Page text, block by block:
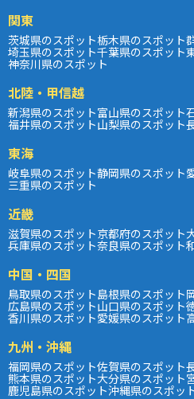
関東
茨城県のスポット栃木県のスポット
埼玉県のスポット千葉県のスポット
神奈川県のスポット
北陸・甲信越
新潟県のスポット富山県のスポット
福井県のスポット山梨県のスポット
東海
岐阜県のスポット静岡県のスポット
三重県のスポット
近畿
滋賀県のスポット京都府のスポット
兵庫県のスポット奈良県のスポット
中国・四国
鳥取県のスポット島根県のスポット
広島県のスポット山口県のスポット
香川県のスポット愛媛県のスポット
九州・沖縄
福岡県のスポット佐賀県のスポット
熊本県のスポット大分県のスポット
鹿児島県のスポット沖縄県のスポッ